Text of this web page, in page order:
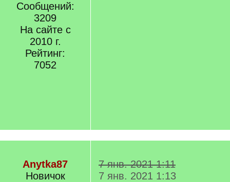
Сообщений:
3209
На сайте с
2010 г.
Рейтинг:
7052
Anytka87
Новичок
7 янв. 2021 1:11
7 янв. 2021 1:13